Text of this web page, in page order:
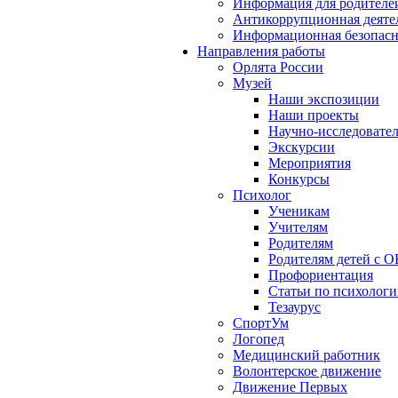
Информация для
Антикоррупционная
Информационная
Направления работы
Орлята России
Музей
Наши экспозиции
Наши проекты
Научно-
Экскурсии
Мероприятия
Конкурсы
Психолог
Ученикам
Учителям
Родителям
Родителям детей с
Профориентация
Статьи по
Тезаурус
СпортУм
Логопед
Медицинский работник
Волонтерское движение
Движение Первых